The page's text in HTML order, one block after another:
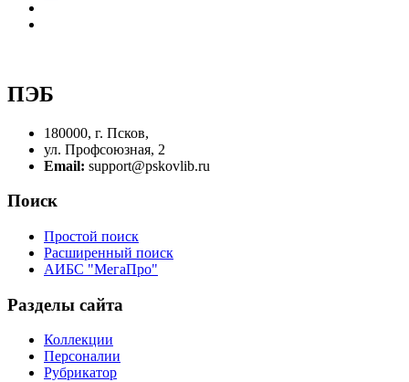
ПЭБ
180000, г. Псков,
ул. Профсоюзная, 2
Email: support@pskovlib.ru
Поиск
Простой поиск
Расширенный поиск
АИБС "МегаПро"
Разделы сайта
Коллекции
Персоналии
Рубрикатор